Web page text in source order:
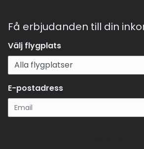
Få erbjudanden till din
Välj flygplats
E-postadress